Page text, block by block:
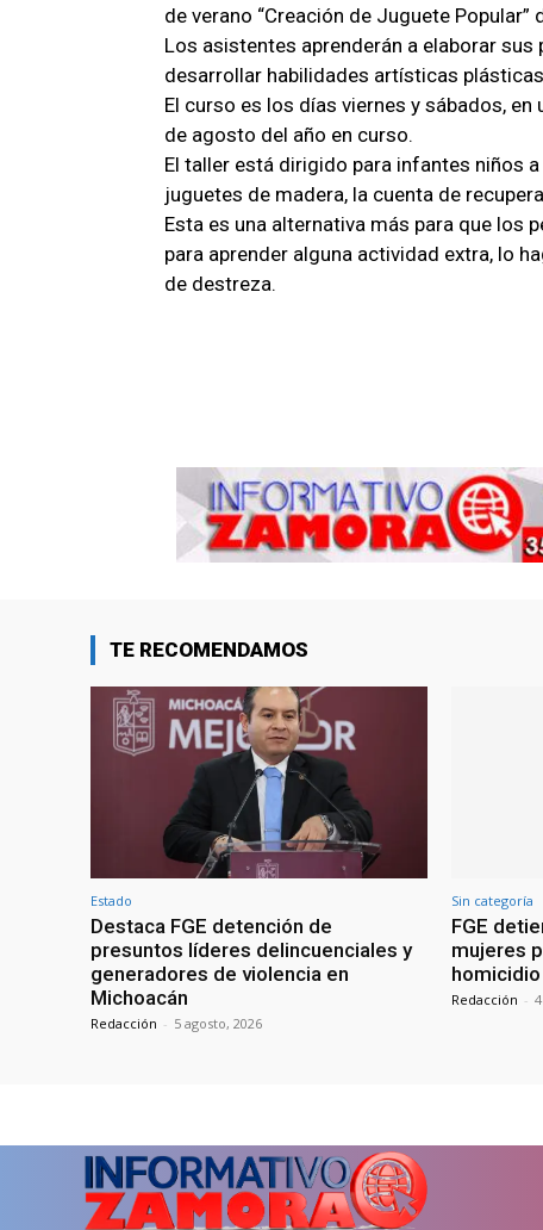
de verano “Creación de Juguete
Los asistentes aprenderán a elaborar
desarrollar habilidades artísticas
El curso es los días viernes y sábados,
de agosto del año en curso.
El taller está dirigido para infantes niños
juguetes de madera, la cuenta de
Esta es una alternativa más para que los
para aprender alguna actividad extra, lo
de destreza.
TE RECOMENDAMOS
Estado
Destaca FGE detención de
presuntos líderes delincuenciales y
generadores de violencia en
Michoacán
Redacción - 5 agosto, 2026
Sin categoría
FGE
mujeres
Redacción -